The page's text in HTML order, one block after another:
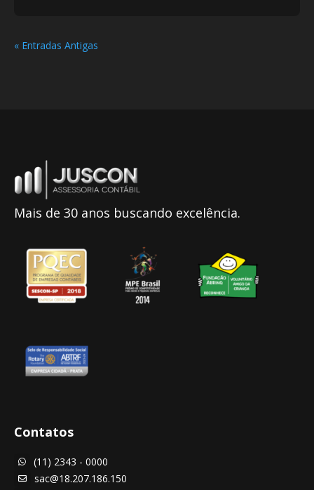
« Entradas Antigas
Mais de 30 anos buscando excelência.
Contatos
 (11) 2343 - 0000

sac@18.207.186.150